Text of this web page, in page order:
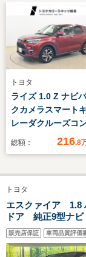
トヨタ
ライズ 1.0 Z ナビ
クカメラスマート
レーダクルーズコ
総額： 216.8
トヨタ
エスクァイア 1.8
ドア 純正9型ナ
車 合皮レザーシ
ETC LEDヘッド
チAW リアオート
販売店保証 車両品質評価